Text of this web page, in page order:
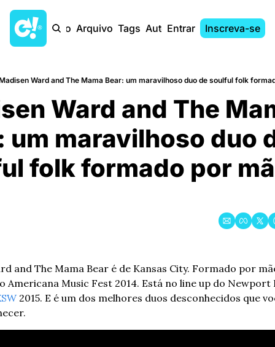
Início Arquivo Tags AutoresEntrar Inscreva-se
Ward and The Mama Bear: um maravilhoso duo de soulful folk
Ward and The
um maravilhoso duo
folk formado por
and The Mama Bear é de Kansas City. Formado por
Americana Music Fest 2014. Está no line up do Newport
2015. E é um dos melhores duos desconhecidos que